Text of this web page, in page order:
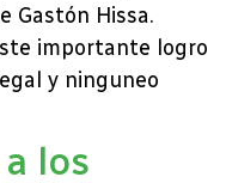
Gastón Hissa.
importante logro
y ninguneo
los